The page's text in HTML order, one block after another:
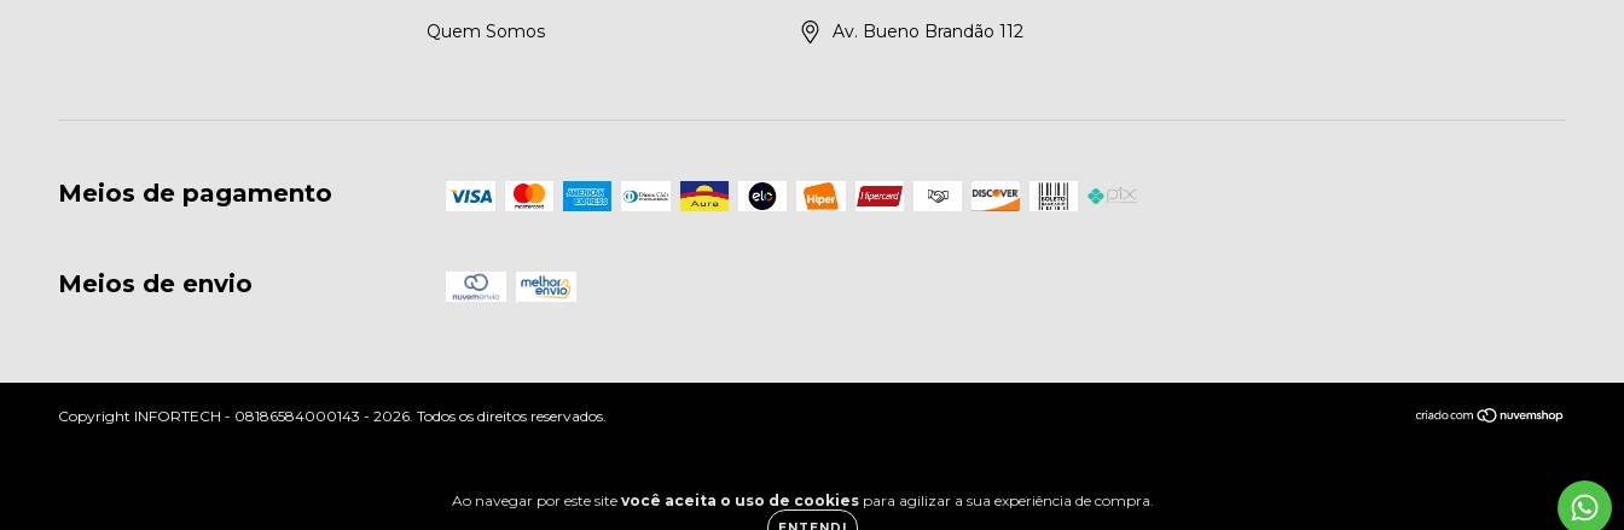
Ao navegar por este site você aceita o uso de cookiespara agilizar a sua experiência de compra.
Quem Somos Av. Bueno Brandão 112
Meios de pagamento
Meios de envio
Copyright INFORTECH - 08186584000143 - 2026. Todos os direitos reservados.